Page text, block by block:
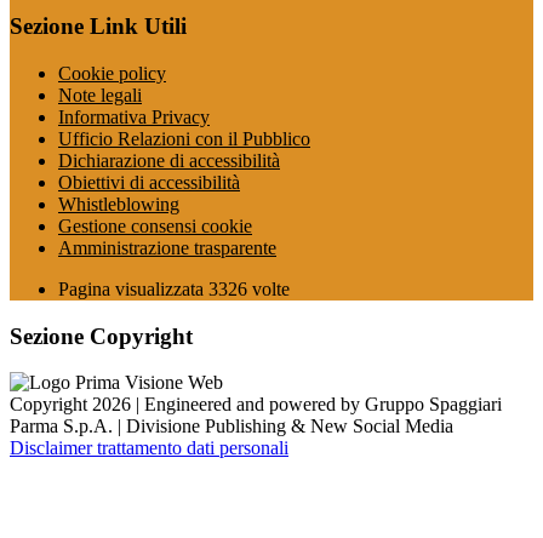
Sezione Link Utili
Cookie policy
Note legali
Informativa Privacy
Ufficio Relazioni con il Pubblico
Dichiarazione di accessibilità
Obiettivi di accessibilità
Whistleblowing
Gestione consensi cookie
Amministrazione trasparente
Pagina visualizzata 3326 volte
Sezione Copyright
Copyright 2026 | Engineered and powered by Gruppo Spaggiari
Parma S.p.A. | Divisione Publishing & New Social Media
Disclaimer trattamento dati personali